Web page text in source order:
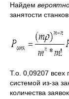
Найдем
занятости
Т.о. 0,09207 всех
системой из-за
количества